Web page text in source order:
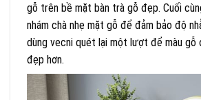
gỗ trên bề mặt bàn trà gỗ đẹp. Cuối
nhám chà nhẹ mặt gỗ để đảm bảo độ
dùng vecni quét lại một lượt để màu gỗ
đẹp hơn.